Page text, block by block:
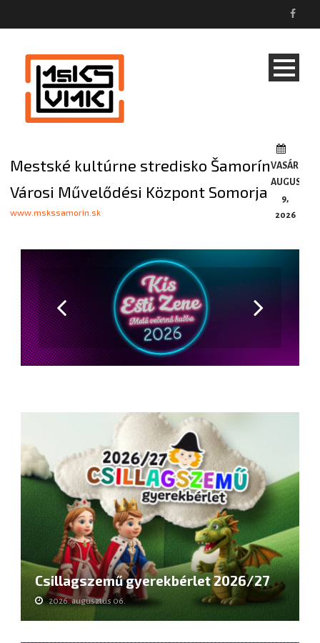
Mestské kultúrne stredisko Šamorín
Városi Művelődési Központ Somorja
www.mskssamorin.sk
VASÁRNAP,
9,
2026
Csillagszemű gyerekbérlet 2026/27
2026. augusztus 06.